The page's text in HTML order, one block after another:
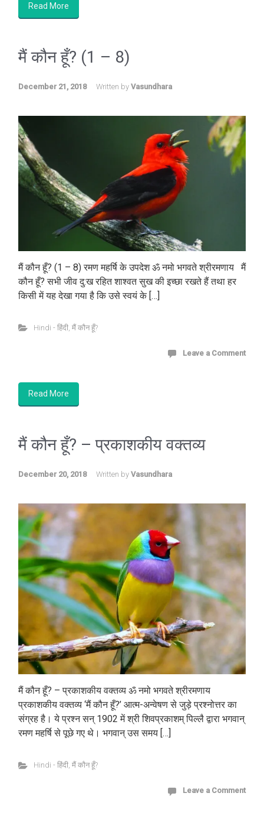
Read More
मैं कौन हूँ? (1 – 8)
December 21, 2018 Written by Vasundhara
मैं कौन हूँ? (1 – 8) रमण महर्षि के उपदेश ॐ नमो भगवते श्रीरमणाय मैं
कौन हूँ? सभी जीव दु:ख रहित शाश्वत सुख की इच्छा रखते हैं तथा हर
किसी में यह देखा गया है कि उसे स्वयं के […]
Hindi - हिंदी, मैं कौन हूँ?
Leave a Comment
Read More
मैं कौन हूँ? – प्रकाशकीय वक्तव्य
December 20, 2018 Written by Vasundhara
मैं कौन हूँ? – प्रकाशकीय वक्तव्य ॐ नमो भगवते श्रीरमणाय
प्रकाशकीय वक्तव्य ‘मैं कौन हूँ?’ आत्म-अन्वेषण से जुड़े प्रश्नोत्तर का
संग्रह है। ये प्रश्न सन् 1902 में श्री शिवप्रकाशम् पिल्लै द्वारा भगवान्
रमण महर्षि से पूछे गए थे। भगवान् उस समय […]
Hindi - हिंदी, मैं कौन हूँ?
Leave a Comment